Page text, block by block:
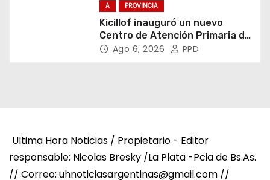
A PROVINCIA
Kicillof inauguró un nuevo
Centro de Atención Primaria de
la Salud
Ago 6, 2026 PPD
Ultima Hora Noticias / Propietario - Editor
responsable: Nicolas Bresky /La Plata -Pcia de Bs.As.
// Correo: uhnoticiasargentinas@gmail.com //